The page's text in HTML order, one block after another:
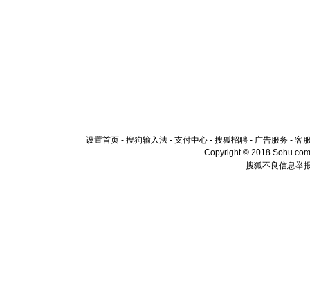
设置首页 - 搜狗输入法 - 支付中心 - 搜狐招聘 - 广告服务 - 客
Copyright © 2018
搜狐不良信息举